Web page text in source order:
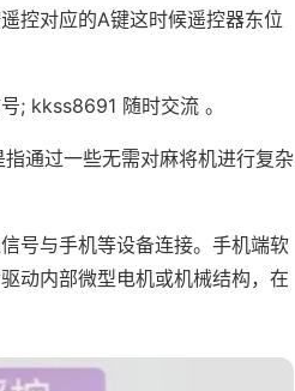
控对应的A键这时候遥控器东位
; kkss8691 随时交流 。
通过一些无需对麻将机进行复杂
号与手机等设备连接。手机端软
动内部微型电机或机械结构，在